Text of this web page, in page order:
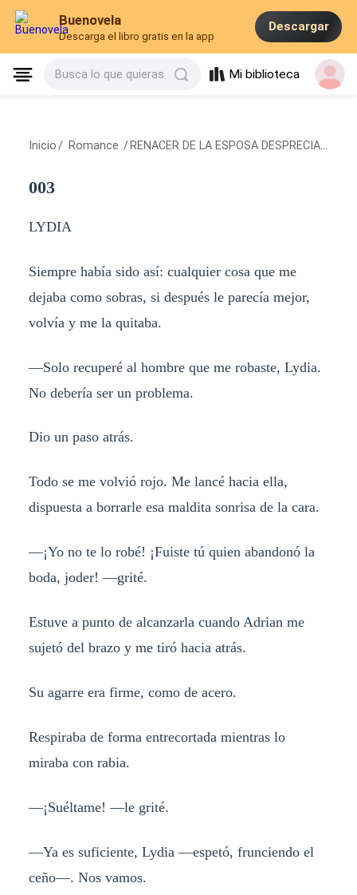
Buenovela
Descarga el libro gratis en la app
Descargar
Busca lo que quieras Mi biblioteca
Inicio / Romance / RENACER DE LA ESPOSA DESPRECIADA
003
LYDIA
Siempre había sido así: cualquier cosa que me
dejaba como sobras, si después le parecía mejor,
volvía y me la quitaba.
—Solo recuperé al hombre que me robaste, Lydia.
No debería ser un problema.
Dio un paso atrás.
Todo se me volvió rojo. Me lancé hacia ella,
dispuesta a borrarle esa maldita sonrisa de la cara.
—¡Yo no te lo robé! ¡Fuiste tú quien abandonó la
boda, joder! —grité.
Estuve a punto de alcanzarla cuando Adrian me
sujetó del brazo y me tiró hacia atrás.
Su agarre era firme, como de acero.
Respiraba de forma entrecortada mientras lo
miraba con rabia.
—¡Suéltame! —le grité.
—Ya es suficiente, Lydia —espetó, frunciendo el
ceño—. Nos vamos.